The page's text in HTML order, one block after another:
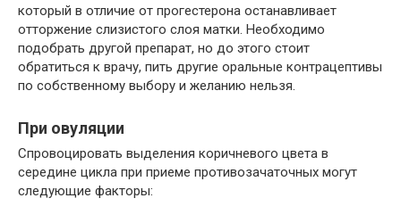
который в отличие от прогестерона останавливает
отторжение слизистого слоя матки. Необходимо
подобрать другой препарат, но до этого стоит
обратиться к врачу, пить другие оральные контрацептивы
по собственному выбору и желанию нельзя.
При овуляции
Спровоцировать выделения коричневого цвета в
середине цикла при приеме противозачаточных могут
следующие факторы: